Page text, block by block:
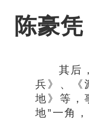
陈豪
其后，
兵》、《
地》等，
地”一角